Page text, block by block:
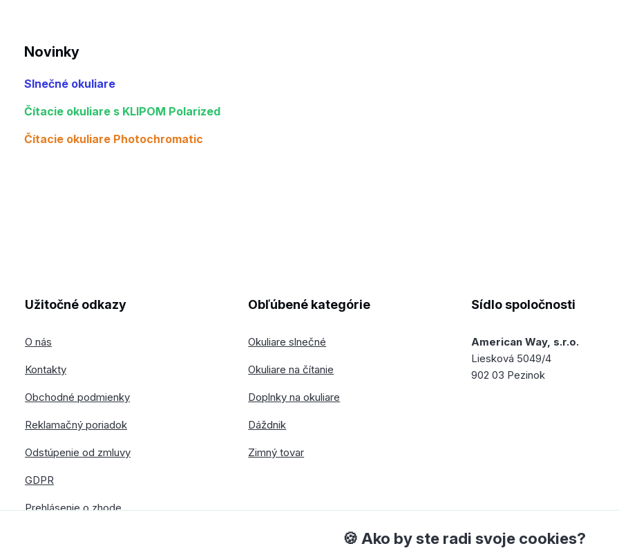
Novinky
Slnečné okuliare
Čítacie okuliare s KLIPOM Polarized
Čítacie okuliare Photochromatic
Užitočné odkazy
O nás
Kontakty
Obchodné podmienky
Reklamačný poriadok
Odstúpenie od zmluvy
GDPR
Prehlásenie o zhode
Obľúbené kategórie
Okuliare slnečné
Okuliare na čítanie
Doplnky na okuliare
Dáždnik
Zimný tovar
Sídlo spoločnosti
American Way, s.r.o.
Liesková 5049/4
902 03 Pezinok
🍪 Ako by ste radi svoje cookies?